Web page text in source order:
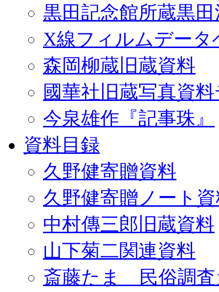
黒田記念館所蔵黒
X線フィルムデータ
森岡柳蔵旧蔵資料
國華社旧蔵写真資
今泉雄作『記事珠』
資料目録
久野健寄贈資料
久野健寄贈ノート
中村傳三郎旧蔵資料
山下菊二関連資料
斎藤たま 民俗調査